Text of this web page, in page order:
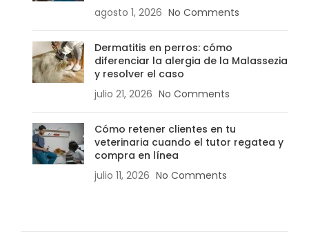
agosto 1, 2026 No Comments
Dermatitis en perros: cómo
diferenciar la alergia de la Malassezia
y resolver el caso
julio 21, 2026 No Comments
Cómo retener clientes en tu
veterinaria cuando el tutor regatea y
compra en línea
julio 11, 2026 No Comments